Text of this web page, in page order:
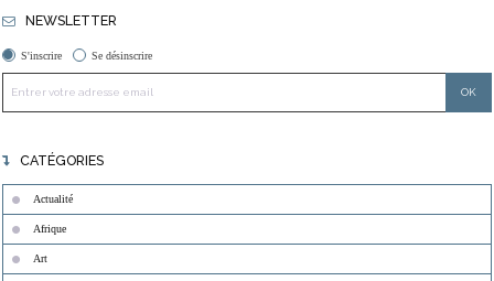
NEWSLETTER
S'inscrire Se désinscrire
CATÉGORIES
Actualité
Afrique
Art